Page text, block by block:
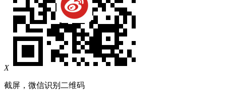
X
截屏，微信识别二维码